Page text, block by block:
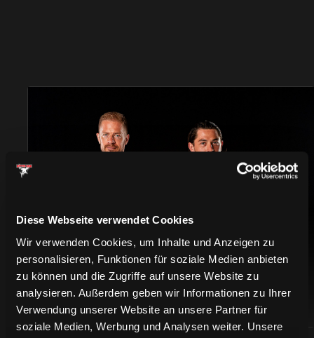
Diese Webseite verwendet Cookies
Wir verwenden Cookies, um Inhalte und Anzeigen zu
personalisieren, Funktionen für soziale Medien anbieten
zu können und die Zugriffe auf unsere Website zu
analysieren. Außerdem geben wir Informationen zu Ihrer
Verwendung unserer Website an unsere Partner für
soziale Medien, Werbung und Analysen weiter. Unsere